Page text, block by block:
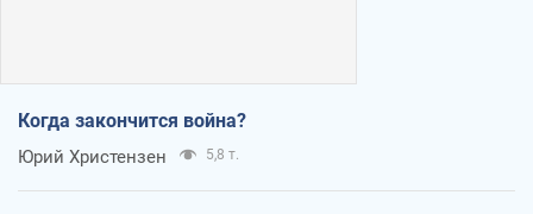
Когда закончится война?
Юрий Христензен 5,8 т.